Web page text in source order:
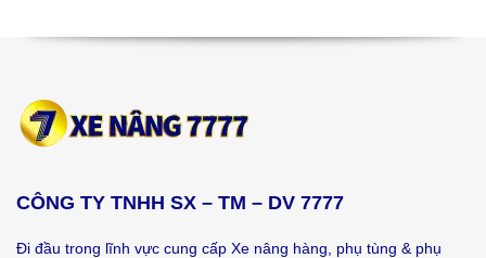
CÔNG TY TNHH SX – TM – DV 7777
Đi đầu trong lĩnh vực cung cấp Xe nâng hàng, phụ tùng & phụ